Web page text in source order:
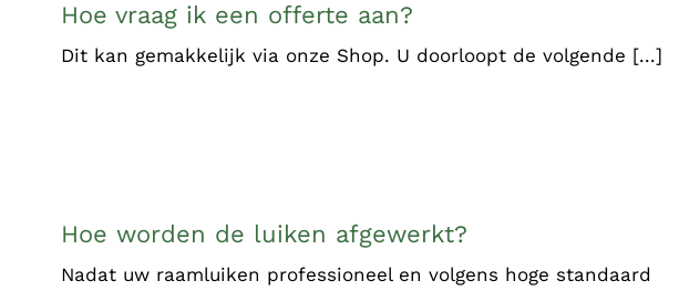
Hoe vraag ik een offerte aan?
Dit kan gemakkelijk via onze Shop. U doorloopt de volgende [...]
Hoe worden de luiken afgewerkt?
Nadat uw raamluiken professioneel en volgens hoge standaard